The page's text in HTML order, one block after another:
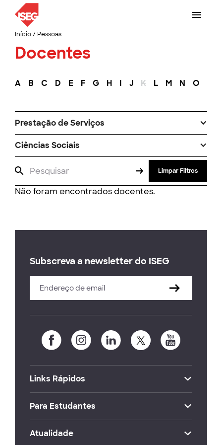
Início/ Pessoas
Docentes
A B C D E F G H I J K L M N O
Prestação de Serviços
Ciências Sociais
Limpar Filtros
Não foram encontrados docentes.
Subscreva a newsletter do ISEG
Links Rápidos
Para Estudantes
Atualidade